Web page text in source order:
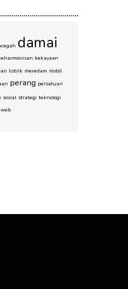
damai
kekayaan
listrik meredam mobil
perang persatuan
sosial strategi teknologi
web